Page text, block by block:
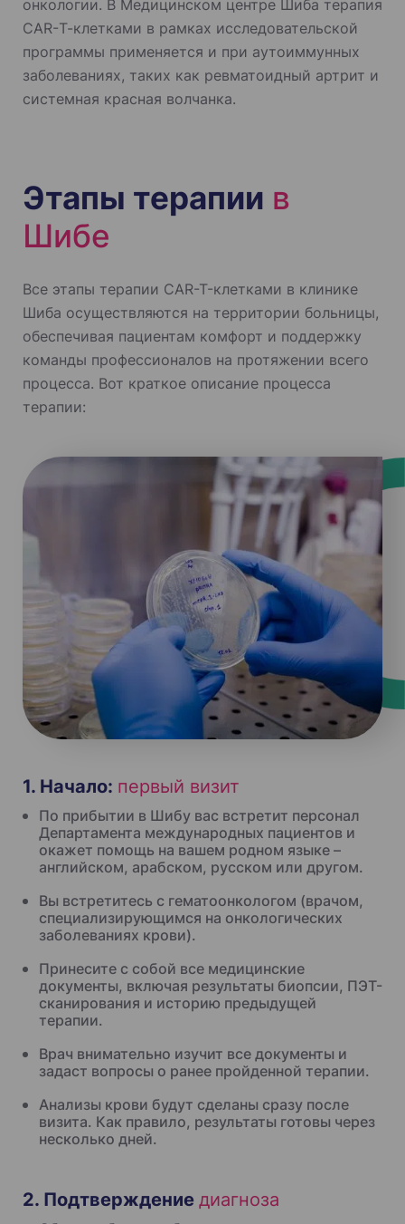
онкологии. В Медицинском центре Шиба терапия
CAR-Т-клетками в рамках исследовательской
программы применяется и при аутоиммунных
заболеваниях, таких как ревматоидный артрит и
системная красная волчанка.
Этапы терапии в
Шибе
Все этапы терапии CAR-T-клетками в клинике
Шиба осуществляются на территории больницы,
обеспечивая пациентам комфорт и поддержку
команды профессионалов на протяжении всего
процесса. Вот краткое описание процесса
терапии:
1. Начало: первый визит
По прибытии в Шибу вас встретит персонал
Департамента международных пациентов и
окажет помощь на вашем родном языке –
английском, арабском, русском или другом.
Вы встретитесь с гематоонкологом (врачом,
специализирующимся на онкологических
заболеваниях крови).
Принесите с собой все медицинские
документы, включая результаты биопсии, ПЭТ-
сканирования и историю предыдущей
терапии.
Врач внимательно изучит все документы и
задаст вопросы о ранее пройденной терапии.
Анализы крови будут сделаны сразу после
визита. Как правило, результаты готовы через
несколько дней.
2. Подтверждение диагноза